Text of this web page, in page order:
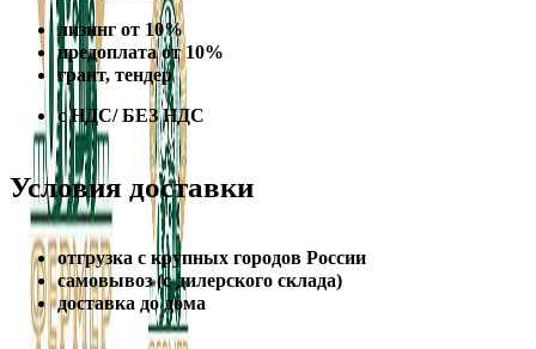
лизинг от 10%
предоплата от 10%
грант, тендер
с НДС/ БЕЗ НДС
Условия доставки
отгрузка с крупных городов России
самовывоз (с дилерского склада)
доставка до дома